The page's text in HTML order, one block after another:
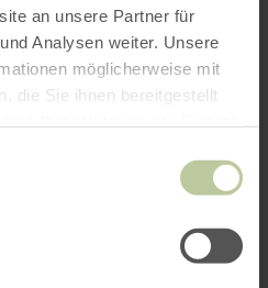
an unsere Partner für
Analysen weiter. Unsere
möglicherweise mit
die Sie ihnen bereitgestellt